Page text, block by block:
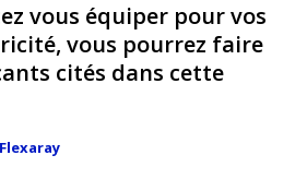
vous équiper pour vos
vous pourrez faire
cités dans cette
Flexaray